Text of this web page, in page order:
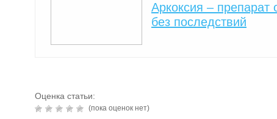
Аркоксия – препарат
без последствий
Оценка статьи:
(пока оценок нет)